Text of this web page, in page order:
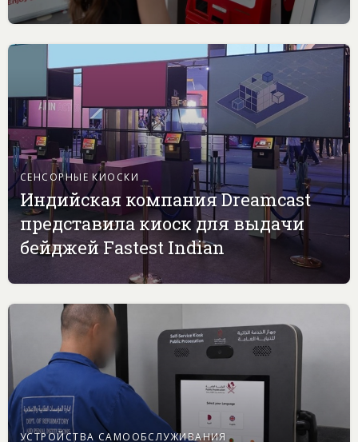
СЕНСОРНЫЕ КИОСКИ
Индийская компания Dreamcast
представила киоск для выдачи
бейджей Fastest Indian
УСТРОЙСТВА САМООБСЛУЖИВАНИЯ